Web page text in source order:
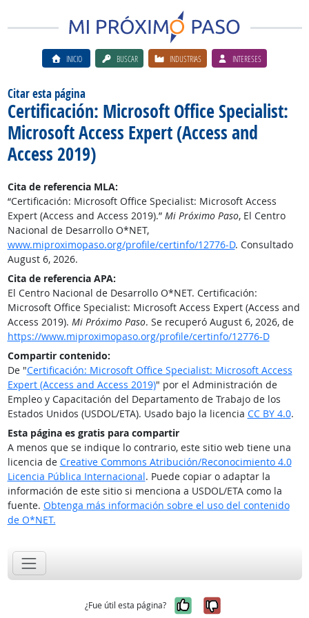
INICIO BUSCAR INDUSTRIAS INTERESES
Citar esta página
Certificación: Microsoft Office Specialist:
Microsoft Access Expert (Access and
Access 2019)
Cita de referencia MLA:
“Certificación: Microsoft Office Specialist: Microsoft Access
Expert (Access and Access 2019).” Mi Próximo Paso, El Centro
Nacional de Desarrollo O*NET,
www.miproximopaso.org/profile/certinfo/12776-D. Consultado
August 6, 2026.
Cita de referencia APA:
El Centro Nacional de Desarrollo O*NET. Certificación:
Microsoft Office Specialist: Microsoft Access Expert (Access and
Access 2019). Mi Próximo Paso. Se recuperó August 6, 2026, de
https://www.miproximopaso.org/profile/certinfo/12776-D
Compartir contenido:
De "Certificación: Microsoft Office Specialist: Microsoft Access
Expert (Access and Access 2019)" por el Administración de
Empleo y Capacitación del Departamento de Trabajo de los
Estados Unidos (USDOL/ETA). Usado bajo la licencia CC BY 4.0.
Esta página es gratis para compartir
A menos que se indique lo contrario, este sitio web tiene una
licencia de Creative Commons Atribución/Reconocimiento 4.0
Licencia Pública Internacional. Puede copiar o adaptar la
información de este sitio si menciona a USDOL/ETA como la
fuente. Obtenga más información sobre el uso del contenido
de O*NET.
¿Fue útil esta página? Sí, fue útil
No, no fue